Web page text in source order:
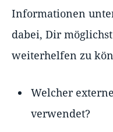
Informationen
dabei, Dir
weiterhelfen zu
Welcher
verwendet?